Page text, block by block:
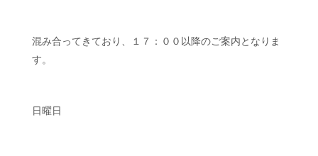
混み合ってきており、１７：００以降のご案内となりま
す。
日曜日